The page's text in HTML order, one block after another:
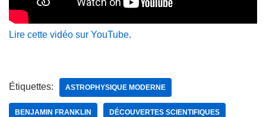
Lire cette vidéo sur YouTube.
Étiquettes: ASTROPHYSIQUE MODERNE
BENJAMIN FRANKLIN DÉCOUVERTES SCIENTIFIQUES